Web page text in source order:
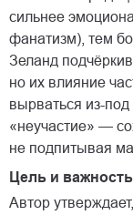
сильнее
фанатизм), тем
Зеланд
но их влияние
вырваться из-
«неучастие» —
не подпитывая
Цель и
Автор